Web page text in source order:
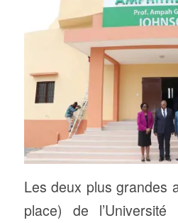
Les deux plus grandes
place) de